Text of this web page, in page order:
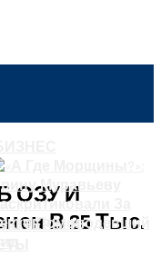
И
ОЗУ И
В 25 Тыс.